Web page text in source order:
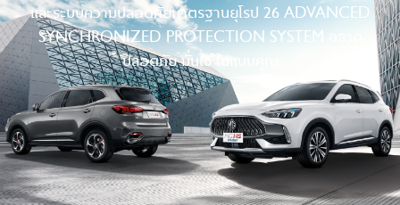
Last Name*
Mobile No.*
และระบบความปลอดภัยมาตรฐานยุโรป 26 ADVANCED
SYNCHRONIZED PROTECTION SYSTEM
ปลอดภัย มั่นใจ ในแบบคุณ